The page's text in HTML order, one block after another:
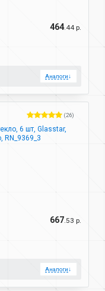
464.44 р.
Аналоги↓
(26)
6 шт, Glasstar,
RN_9369_3
667.53 р.
Аналоги↓